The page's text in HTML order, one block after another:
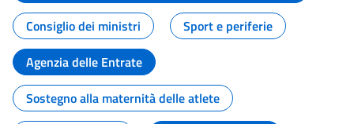
Consiglio dei ministri
Sport e periferie
Agenzia delle Entrate
Sostegno alla maternità delle atlete